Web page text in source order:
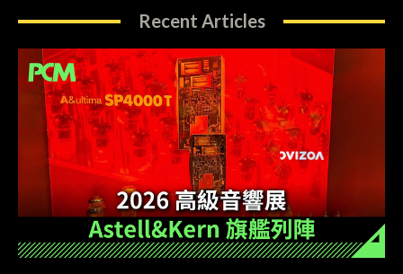
Recent Articles